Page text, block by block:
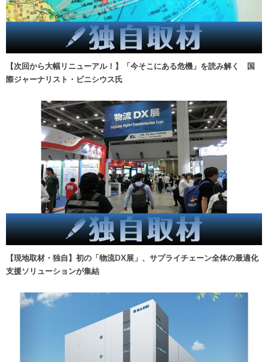
【次回から大幅リニューアル！】「今そこにある危機」を読み解く 国
際ジャーナリスト・ビニシウス氏
【現地取材・独自】初の「物流DX展」、サプライチェーン全体の最適化
支援ソリューションが集結